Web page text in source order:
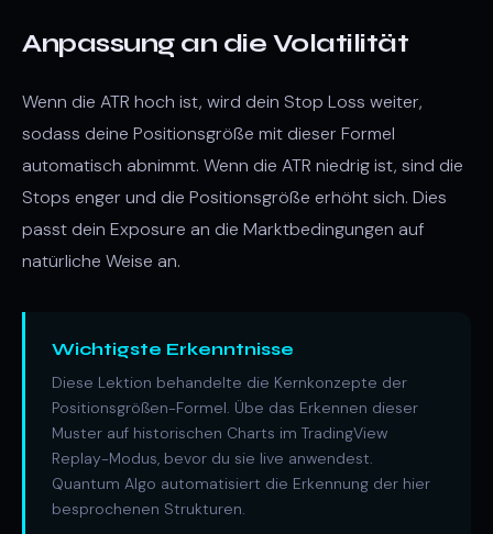
Anpassung an die Volatilität
Wenn die ATR hoch ist, wird dein Stop Loss weiter,
sodass deine Positionsgröße mit dieser Formel
automatisch abnimmt. Wenn die ATR niedrig ist, sind die
Stops enger und die Positionsgröße erhöht sich. Dies
passt dein Exposure an die Marktbedingungen auf
natürliche Weise an.
Wichtigste Erkenntnisse
Diese Lektion behandelte die Kernkonzepte der
Positionsgrößen-Formel. Übe das Erkennen dieser
Muster auf historischen Charts im TradingView
Replay-Modus, bevor du sie live anwendest.
Quantum Algo automatisiert die Erkennung der hier
besprochenen Strukturen.